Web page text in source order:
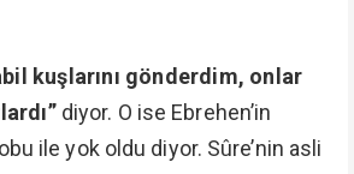
kuşlarını gönderdim, onlar
diyor. O ise Ebrehen’in
ile yok oldu diyor. Sûre’nin asli